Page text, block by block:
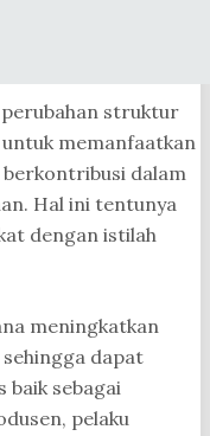
perubahan struktur
memanfaatkan
dalam
Hal ini tentunya
dengan istilah
meningkatkan
dapat
baik sebagai
pelaku